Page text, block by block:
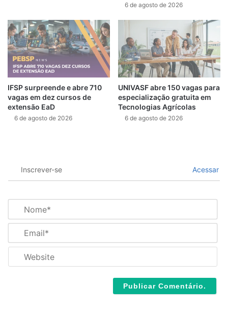
6 de agosto de 2026
IFSP surpreende e abre 710
vagas em dez cursos de
extensão EaD
6 de agosto de 2026
UNIVASF abre 150 vagas para
especialização gratuita em
Tecnologias Agrícolas
6 de agosto de 2026
Inscrever-se Acessar
m
*a
l